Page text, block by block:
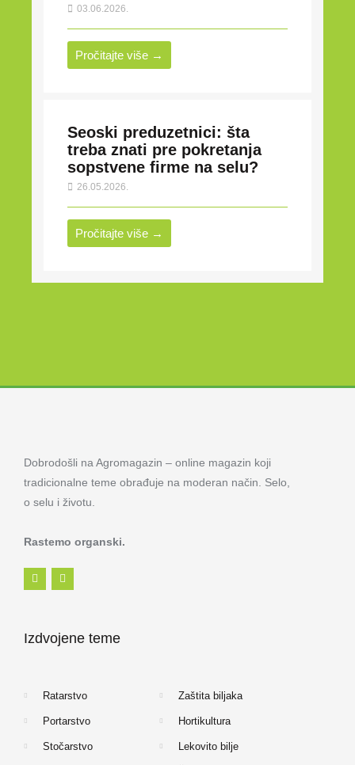
03.06.2026.
Pročitajte više →
Seoski preduzetnici: šta
treba znati pre pokretanja
sopstvene firme na selu?
26.05.2026.
Pročitajte više →
Dobrodošli na Agromagazin – online magazin koji
tradicionalne teme obrađuje na moderan način. Selo,
o selu i životu.
Rastemo organski.
F
a
c
o
I
n
s
r
Izdvojene teme
Ratarstvo
Portarstvo
Stočarstvo
Zaštita biljaka
Hortikultura
Lekovito bilje